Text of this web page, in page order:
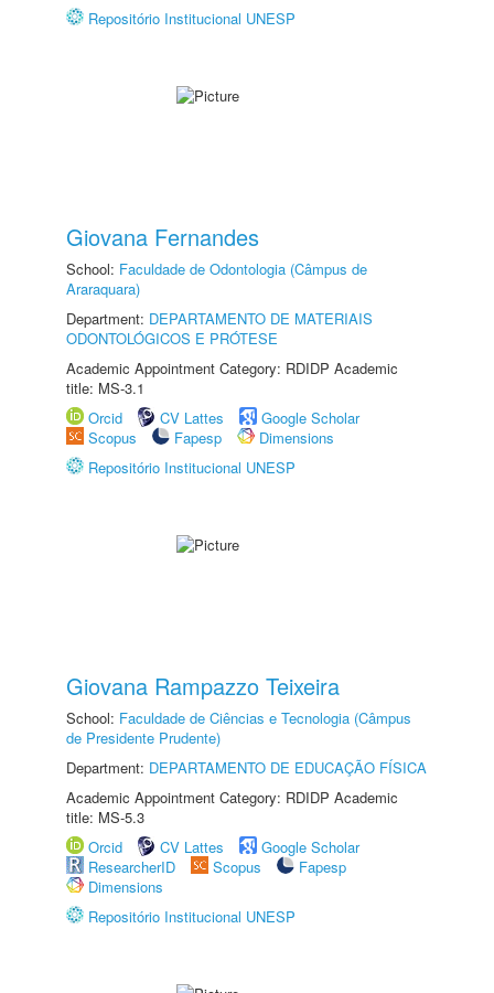
Repositório Institucional UNESP
Giovana Fernandes
School: Faculdade de Odontologia (Câmpus de
Araraquara)
Department: DEPARTAMENTO DE MATERIAIS
ODONTOLÓGICOS E PRÓTESE
Academic Appointment Category: RDIDP Academic
title: MS-3.1
Orcid
CV Lattes
Google Scholar
Scopus
Fapesp
Dimensions
Repositório Institucional UNESP
Giovana Rampazzo Teixeira
School: Faculdade de Ciências e Tecnologia (Câmpus
de Presidente Prudente)
Department: DEPARTAMENTO DE EDUCAÇÃO FÍSICA
Academic Appointment Category: RDIDP Academic
title: MS-5.3
Orcid
CV Lattes
Google Scholar
ResearcherID
Scopus
Fapesp
Dimensions
Repositório Institucional UNESP